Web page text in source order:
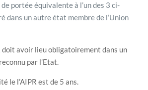
portée équivalente à l’un des 3 ci-
dans un autre état membre de l’Union
doit avoir lieu obligatoirement dans un
par l’Etat.
le l’AIPR est de 5 ans.